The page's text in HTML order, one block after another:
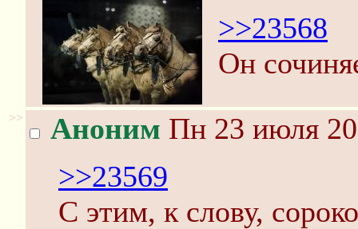
>>23568
Он
>> Аноним Пн 23 июля
>>23569
С этим, к слову,